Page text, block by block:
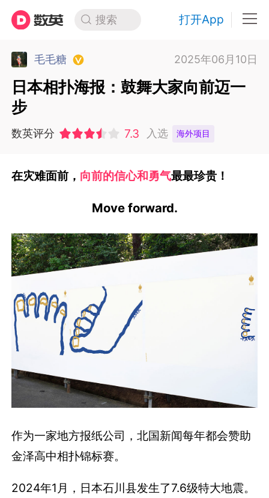
搜索 打开App
毛毛糖 2025年06月10日
日本相扑海报：鼓舞大家向前迈一
步
数英评分 7.3 入选 海外项目
在灾难面前， 向前的信心和勇气最最珍贵！
Move forward.
作为一家地方报纸公司，北国新闻每年都会赞助
金泽高中相扑锦标赛。
2024年1月，日本石川县发生了7.6级特大地震。